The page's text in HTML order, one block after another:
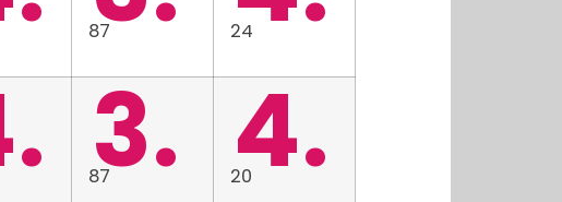
87 24
3.
87 4.
20